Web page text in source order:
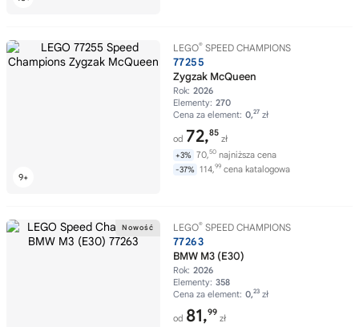
LEGO® SPEED CHAMPIONS
77255
Zygzak McQueen
Rok: 2026
Elementy: 270
Cena za element: 0,27 zł
od 72,85
zł
+3% 70,50 najniższa cena
-37% 114,99 cena katalogowa
LEGO® SPEED CHAMPIONS
77263
BMW M3 (E30)
Rok: 2026
Elementy: 358
Cena za element: 0,23 zł
od 81,99
zł